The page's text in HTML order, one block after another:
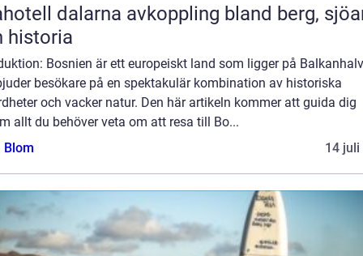
avkoppling bland berg, sjöar
historia
Bosnien är ett europeiskt land som ligger på
besökare på en spektakulär kombination av historiska
och vacker natur. Den här artikeln kommer att guida dig
allt du behöver veta om att resa till Bo...
Blom
14 juli